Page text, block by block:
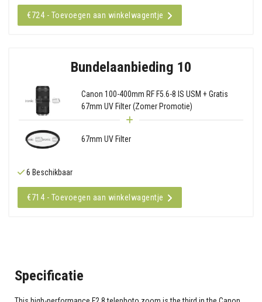
€724 - Toevoegen aan winkelwagentje
Bundelaanbieding 10
Canon 100-400mm RF F5.6-8 IS USM + Gratis
67mm UV Filter (Zomer Promotie)
67mm UV Filter
6 Beschikbaar
€714 - Toevoegen aan winkelwagentje
Specificatie